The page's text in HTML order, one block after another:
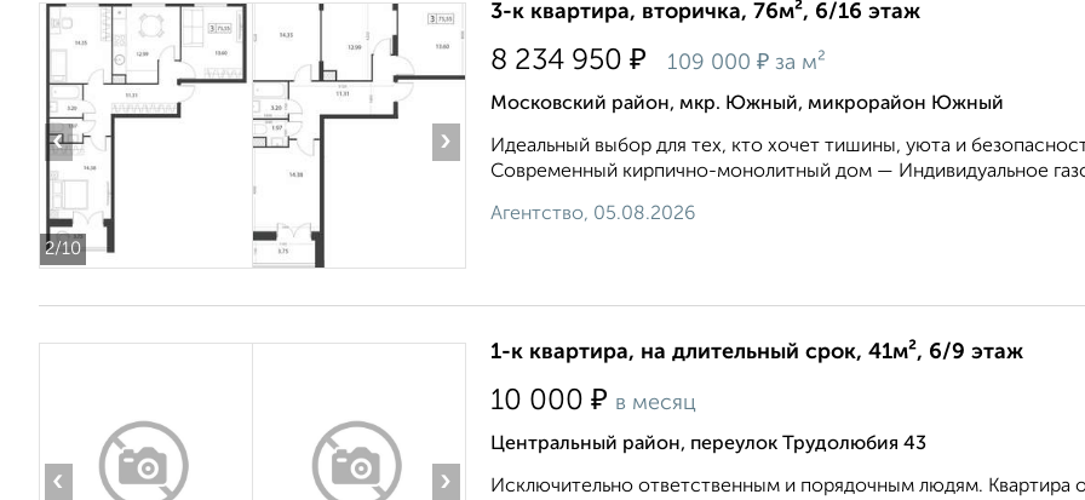
2/10
‹ ›
3-к квартира, вторичка, 76м², 6/16 этаж
8 234 950 ₽ 109 000 ₽ за м²
Московский район, мкр. Южный, микрорайон Южный
Идеальный выбор для тех, кто хочет тишины, уюта и
Современный кирпично-монолитный дом — Индивидуальное
Агентство, 05.08.2026
‹ ›
1-к квартира, на длительный срок, 41м², 6/9 этаж
10 000 ₽ в месяц
Центральный район, переулок Трудолюбия 43
Исключительно ответственным и порядочным людям. Квартира